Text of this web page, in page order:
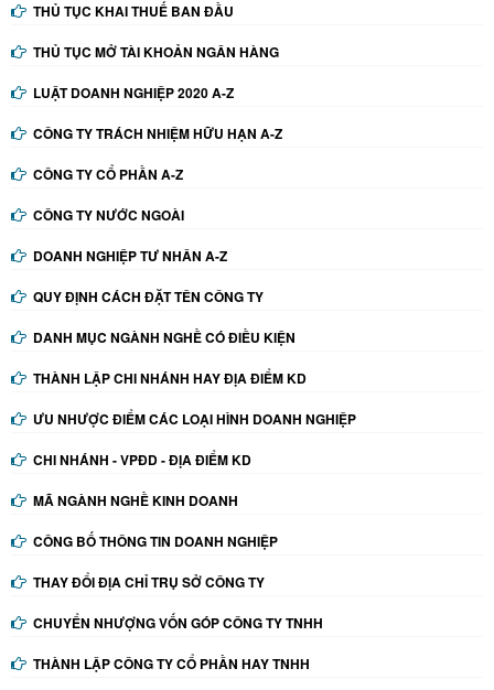
THỦ TỤC KHAI THUẾ BAN ĐẦU
THỦ TỤC MỞ TÀI KHOẢN NGÂN HÀNG
LUẬT DOANH NGHIỆP 2020 A-Z
CÔNG TY TRÁCH NHIỆM HỮU HẠN A-Z
CÔNG TY CỔ PHẦN A-Z
CÔNG TY NƯỚC NGOÀI
DOANH NGHIỆP TƯ NHÂN A-Z
QUY ĐỊNH CÁCH ĐẶT TÊN CÔNG TY
DANH MỤC NGÀNH NGHỀ CÓ ĐIỀU KIỆN
THÀNH LẬP CHI NHÁNH HAY ĐỊA ĐIỂM KD
ƯU NHƯỢC ĐIỂM CÁC LOẠI HÌNH DOANH NGHIỆP
CHI NHÁNH - VPĐD - ĐỊA ĐIỂM KD
MÃ NGÀNH NGHỀ KINH DOANH
CÔNG BỐ THÔNG TIN DOANH NGHIỆP
THAY ĐỔI ĐỊA CHỈ TRỤ SỞ CÔNG TY
CHUYỂN NHƯỢNG VỐN GÓP CÔNG TY TNHH
THÀNH LẬP CÔNG TY CỔ PHẦN HAY TNHH